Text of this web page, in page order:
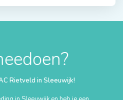
Rietveld in Sleeuwijk!